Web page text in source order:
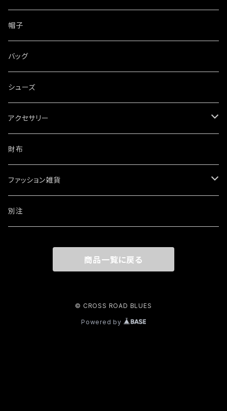
帽子
バッグ
シューズ
アクセサリー
ネックレス
ブレスレット・バングル
ウォレットチェーン
財布
ファッション雑貨
ワッペン・ステッカー
別注
商品一覧に戻る
© CROSS ROAD BLUES
Powered by